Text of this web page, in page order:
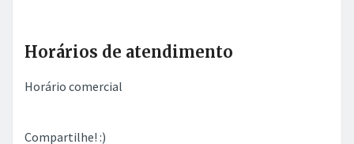
Horários de atendimento
Horário comercial
Compartilhe! :)